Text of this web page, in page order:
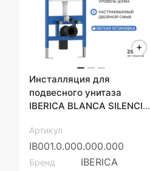
Инсталляция для
подвесного унитаза
IBERICA BLANCA SILENCIO
(IB001.0.000.000.000)
Артикул
IB001.0.000.000.000
Бренд
IBERICA